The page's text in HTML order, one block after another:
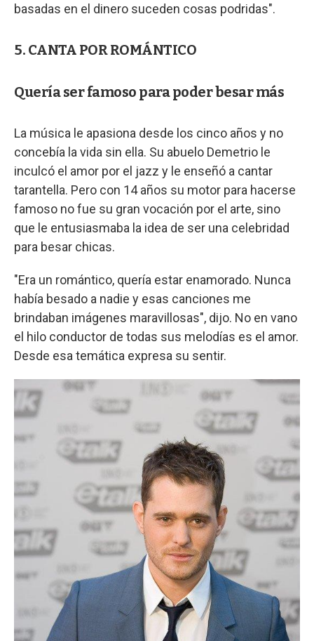
basadas en el dinero suceden cosas podridas".
5. CANTA POR ROMÁNTICO
Quería ser famoso para poder besar más
La música le apasiona desde los cinco años y no
concebía la vida sin ella. Su abuelo Demetrio le
inculcó el amor por el jazz y le enseñó a cantar
tarantella. Pero con 14 años su motor para hacerse
famoso no fue su gran vocación por el arte, sino
que le entusiasmaba la idea de ser una celebridad
para besar chicas.
"Era un romántico, quería estar enamorado. Nunca
había besado a nadie y esas canciones me
brindaban imágenes maravillosas", dijo. No en vano
el hilo conductor de todas sus melodías es el amor.
Desde esa temática expresa su sentir.